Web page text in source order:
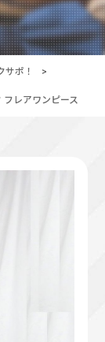
ポ！
>
フレアワンピース